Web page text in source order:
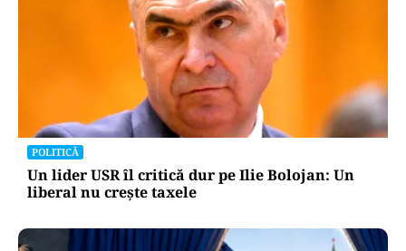
POLITICĂ
Un lider USR îl critică dur pe Ilie Bolojan: Un
liberal nu crește taxele